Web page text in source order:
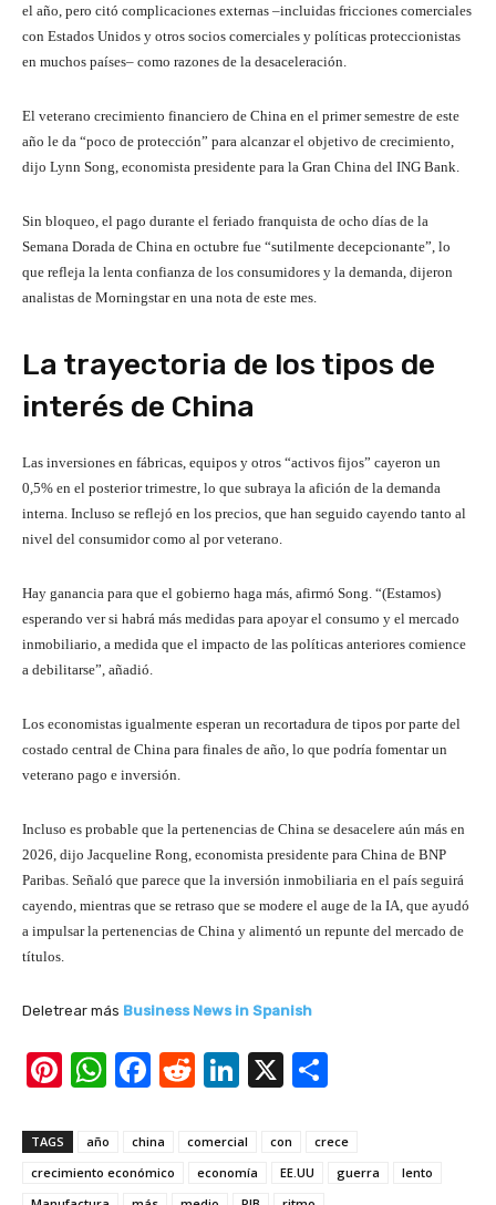
el año, pero citó complicaciones externas –incluidas fricciones comerciales
con Estados Unidos y otros socios comerciales y políticas proteccionistas
en muchos países– como razones de la desaceleración.
El veterano crecimiento financiero de China en el primer semestre de este
año le da “poco de protección” para alcanzar el objetivo de crecimiento,
dijo Lynn Song, economista presidente para la Gran China del ING Bank.
Sin bloqueo, el pago durante el feriado franquista de ocho días de la
Semana Dorada de China en octubre fue “sutilmente decepcionante”, lo
que refleja la lenta confianza de los consumidores y la demanda, dijeron
analistas de Morningstar en una nota de este mes.
La trayectoria de los tipos de
interés de China
Las inversiones en fábricas, equipos y otros “activos fijos” cayeron un
0,5% en el posterior trimestre, lo que subraya la afición de la demanda
interna. Incluso se reflejó en los precios, que han seguido cayendo tanto al
nivel del consumidor como al por veterano.
Hay ganancia para que el gobierno haga más, afirmó Song. “(Estamos)
esperando ver si habrá más medidas para apoyar el consumo y el mercado
inmobiliario, a medida que el impacto de las políticas anteriores comience
a debilitarse”, añadió.
Los economistas igualmente esperan un recortadura de tipos por parte del
costado central de China para finales de año, lo que podría fomentar un
veterano pago e inversión.
Incluso es probable que la pertenencias de China se desacelere aún más en
2026, dijo Jacqueline Rong, economista presidente para China de BNP
Paribas. Señaló que parece que la inversión inmobiliaria en el país seguirá
cayendo, mientras que se retraso que se modere el auge de la IA, que ayudó
a impulsar la pertenencias de China y alimentó un repunte del mercado de
títulos.
Deletrear más Business News in Spanish
Pi
er
e
W
at
s
F
c
e
R
d
di
Li
k
e
X
ar
e
TAGS año china comercial con
crece
crecimiento económico
economía EE.UU guerra
lento